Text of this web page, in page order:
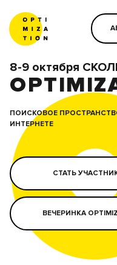
8-9 октября
ПОИСКОВОЕ
ИНТЕРНЕТЕ
СТАТЬ
ВЕЧЕРИНКА